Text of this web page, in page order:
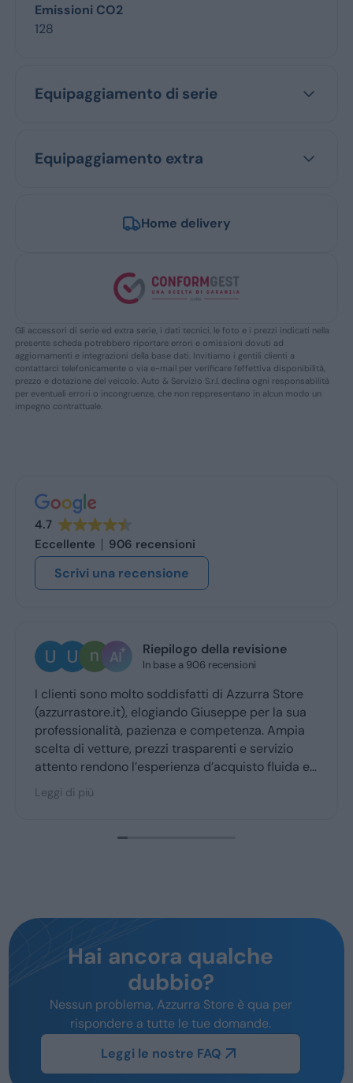
Emissioni CO2
128
Equipaggiamento di serie
Equipaggiamento extra
Home delivery
Gli accessori di serie ed extra serie, i dati tecnici, le foto e i prezzi indicati nella
presente scheda potrebbero riportare errori e omissioni dovuti ad
aggiornamenti e integrazioni della base dati. Invitiamo i gentili clienti a
contattarci telefonicamente o via e-mail per verificare l’effettiva disponibilità,
prezzo e dotazione del veicolo. Auto & Servizio S.r.l. declina ogni responsabilità
per eventuali errori o incongruenze, che non reppresentano in alcun modo un
impegno contrattuale.
4.7
Eccellente
906 recensioni
Scrivi una recensione
revisione
Azzurra Store
per la sua
Ampia
e servizio
fluida e
degli utenti.
Ugo Brescia
2 giorni fa
Ottima esperienza con la vs
Giuseppe mi ha coccolato dal
ritiro a quello della consegna .
Hai ancora qualche
dubbio?
Nessun problema, Azzurra Store è qua per
rispondere a tutte le tue domande.
Leggi le nostre FAQ